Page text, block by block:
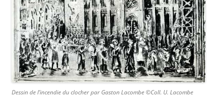
Dessin de l’incendie du clocher par Gaston Lacombe ©Coll. U. Lacombe